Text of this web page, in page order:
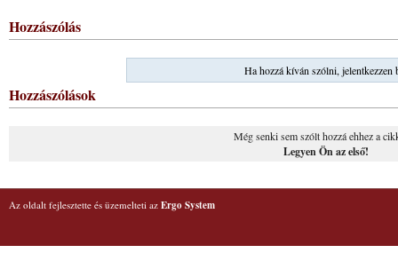
Hozzászólás
Ha hozzá kíván szólni, jelentkezzen
Hozzászólások
Még senki sem szólt hozzá ehhez a
Legyen Ön az első!
Az oldalt fejlesztette és üzemelteti az Ergo System